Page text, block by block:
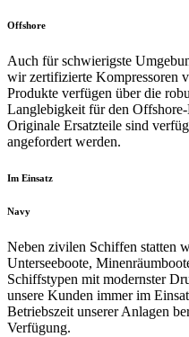
Offshore
Auch für schwierigste
wir zertifizierte Kompressoren
Produkte verfügen über die
Langlebigkeit für den
Originale Ersatzteile sind
angefordert werden.
Im Einsatz
Navy
Neben zivilen Schiffen statten
Unterseeboote,
Schiffstypen mit modernster
unsere Kunden immer im
Betriebszeit unserer Anlagen
Verfügung.